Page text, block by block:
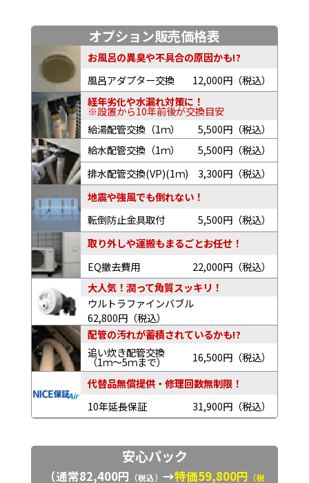
オプション販売価格表
お風呂の異臭や不具合の原因かも!?
風呂アダプター交換
12,000円（税込）
経年劣化や水漏れ対策に！
※設置から10年前後が交換目安
給湯配管交換（1ｍ）
5,500円（税込）
給水配管交換（1ｍ）
5,500円（税込）
排水配管交換(VP)(1ｍ)
3,300円（税込）
地震や強風でも倒れない！
転倒防止金具取付
5,500円（税込）
取り外しや運搬もまるごとお任せ！
EQ撤去費用
22,000円（税込）
大人気！潤って角質スッキリ！
ウルトラファインバブル
62,800円（税込）
配管の汚れが蓄積されているかも!?
追い炊き配管交換
（1ｍ～5ｍまで）
16,500円（税込）
代替品無償提供・修理回数無制限！
10年延長保証
31,900円（税込）
安心パック
（通常82,400円 （税込） →特価59,800円
（税